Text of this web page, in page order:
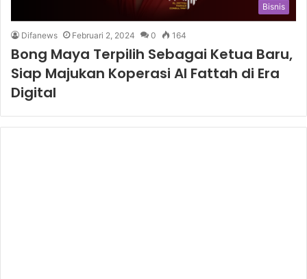
Bisnis
Difanews Februari 2, 2024 0 164
Bong Maya Terpilih Sebagai Ketua Baru,
Siap Majukan Koperasi Al Fattah di Era
Digital